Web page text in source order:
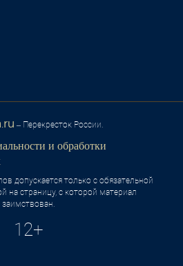
– Перекресток России.
и обработки
допускается только с обязательной
на страницу, с которой материал
заимствован.
12+